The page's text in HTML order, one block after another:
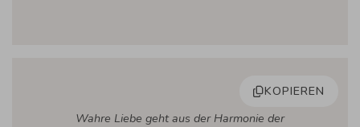
KOPIEREN
Wahre Liebe geht aus der Harmonie der